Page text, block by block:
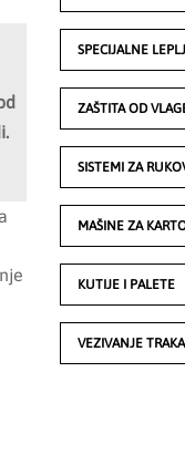
SPECIJALNE
ZAŠTITA OD
SISTEMI ZA
MAŠINE ZA
KUTIJE I PALETE
VEZIVANJE